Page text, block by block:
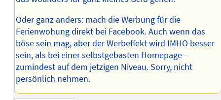
Oder ganz anders: mach die Werbung für die
Ferienwohung direkt bei Facebook. Auch wenn das
böse sein mag, aber der Werbeffekt wird IMHO besser
sein, als bei einer selbstgebasten Homepage -
zumindest auf dem jetzigen Niveau. Sorry, nicht
persönlich nehmen.